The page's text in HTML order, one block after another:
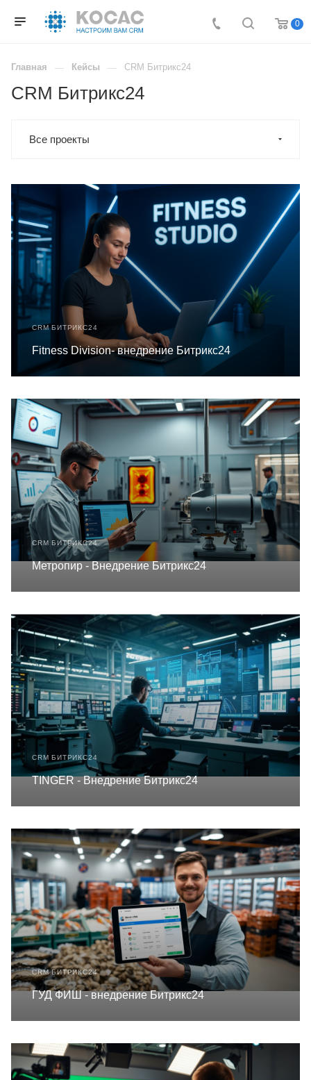
0
Главная Кейсы CRM Битрикс24
CRM Битрикс24
Все проекты
CRM БИТРИКС24
Fitness Division- внедрение Битрикс24
CRM БИТРИКС24
Метропир - Внедрение Битрикс24
CRM БИТРИКС24
TINGER - Внедрение Битрикс24
CRM БИТРИКС24
ГУД ФИШ - внедрение Битрикс24